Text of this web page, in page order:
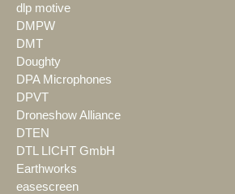
dlp motive
DMPW
DMT
Doughty
DPA Microphones
DPVT
Droneshow Alliance
DTEN
DTL LICHT GmbH
Earthworks
easescreen